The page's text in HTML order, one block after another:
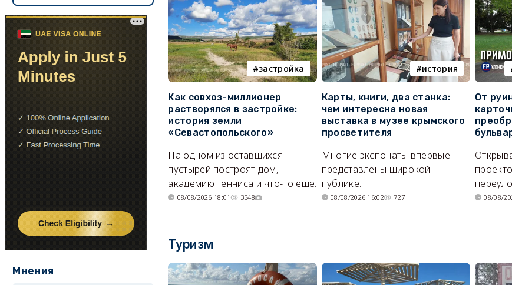
застройка
Как совхоз-миллионер
растворялся в застройке:
история земли
«Севастопольского»
На одном из оставшихся
пустырей построят дом,
академию тенниса и что-то ещё.
08/08/2026 18:01 3548
история
Карты, книги, два станка:
чем интересна новая
выставка в музее крымского
просветителя
Многие экспонаты впервые
представлены широкой
публике.
08/08/2026 16:02 727
От
08/08/
Туризм
Мнения